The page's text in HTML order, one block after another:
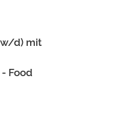
d) mit
Food